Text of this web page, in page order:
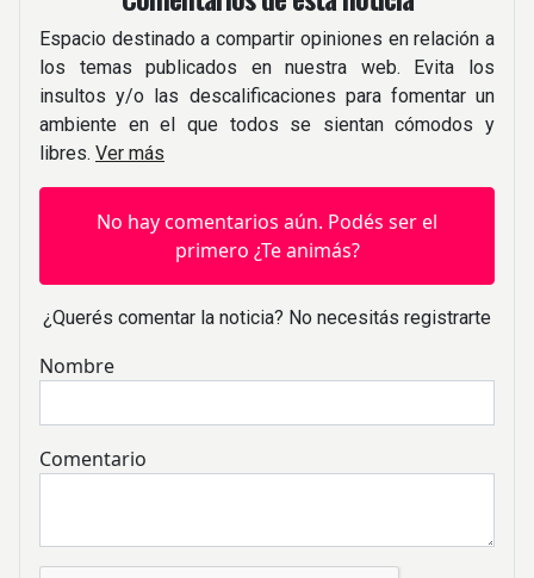
Espacio destinado a compartir opiniones en relación a
los temas publicados en nuestra web. Evita los
insultos y/o las descalificaciones para fomentar un
ambiente en el que todos se sientan cómodos y
libres. Ver más
No hay comentarios aún. Podés ser el
primero ¿Te animás?
¿Querés comentar la noticia? No necesitás registrarte
Nombre
Comentario